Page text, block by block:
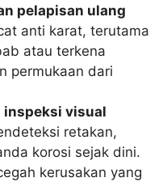
pelapisan ulang
anti karat, terutama
atau terkena
permukaan dari
inspeksi visual
retakan,
korosi sejak dini.
kerusakan yang